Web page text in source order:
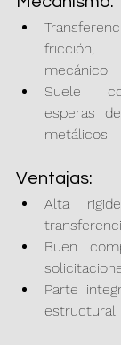
fricción,
mecánico.
Suele
esperas
metálicos.
Ventajas:
Alta
Buen
Parte
estructural.